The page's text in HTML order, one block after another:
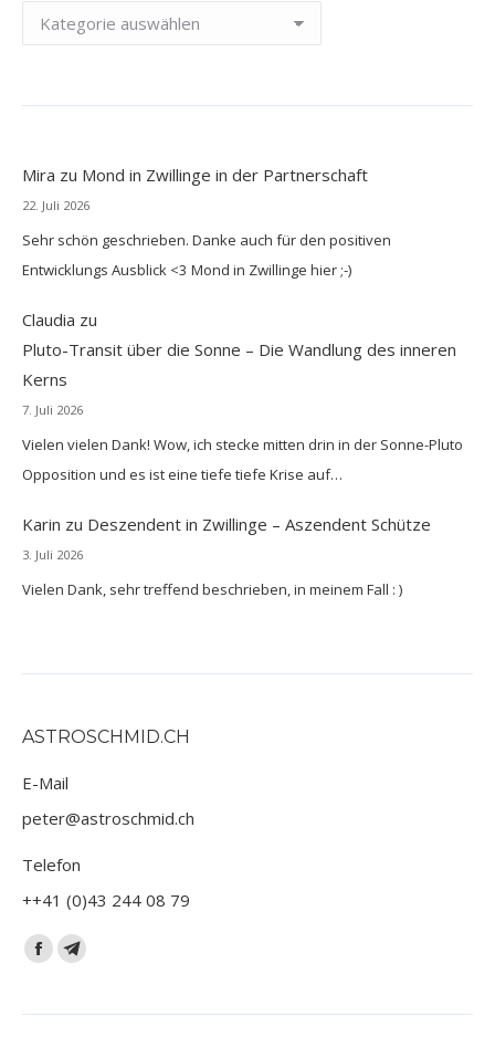
Kategorien
Mira zu Mond in Zwillinge in der Partnerschaft
22. Juli 2026
Sehr schön geschrieben. Danke auch für den positiven
Entwicklungs Ausblick <3 Mond in Zwillinge hier ;-)
Claudia zu
Pluto-Transit über die Sonne – Die Wandlung des inneren
Kerns
7. Juli 2026
Vielen vielen Dank! Wow, ich stecke mitten drin in der Sonne-Pluto
Opposition und es ist eine tiefe tiefe Krise auf…
Karin zu Deszendent in Zwillinge – Aszendent Schütze
3. Juli 2026
Vielen Dank, sehr treffend beschrieben, in meinem Fall : )
ASTROSCHMID.CH
E-Mail
peter@astroschmid.ch
Telefon
++41 (0)43 244 08 79
Finden Sie uns auf:
Facebook
opens
Telegram
opens